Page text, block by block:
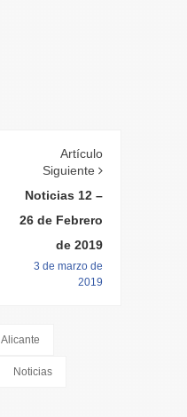
Artículo
Siguiente
Noticias 12 –
26 de Febrero
de 2019
3 de marzo de
2019
Alicante
Noticias